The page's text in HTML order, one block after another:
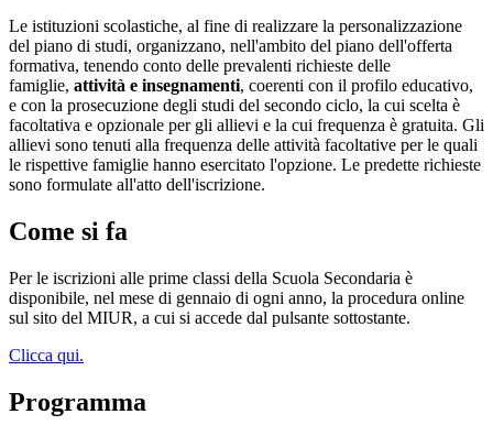
Le istituzioni scolastiche, al fine di realizzare la personalizzazione
del piano di studi, organizzano, nell'ambito del piano dell'offerta
formativa, tenendo conto delle prevalenti richieste delle
famiglie, attività e insegnamenti, coerenti con il profilo educativo,
e con la prosecuzione degli studi del secondo ciclo, la cui scelta è
facoltativa e opzionale per gli allievi e la cui frequenza è gratuita. Gli
allievi sono tenuti alla frequenza delle attività facoltative per le quali
le rispettive famiglie hanno esercitato l'opzione. Le predette richieste
sono formulate all'atto dell'iscrizione.
Come si fa
Per le iscrizioni alle prime classi della Scuola Secondaria è
disponibile, nel mese di gennaio di ogni anno, la procedura online
sul sito del MIUR, a cui si accede dal pulsante sottostante.
Clicca qui.
Programma